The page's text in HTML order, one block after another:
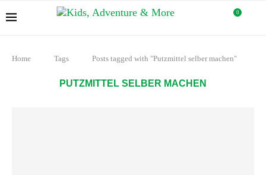
0
Home Tags Posts tagged with "Putzmittel selber machen"
PUTZMITTEL SELBER MACHEN